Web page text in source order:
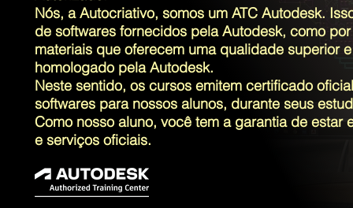
Nós, a Autocriativo, somos um ATC Autodesk.
de softwares fornecidos pela Autodesk, como
materiais que oferecem uma qualidade superior
homologado pela Autodesk.
Neste sentido, os cursos emitem certificado
softwares para nossos alunos, durante seus
Como nosso aluno, você tem a garantia de
e serviços oficiais.